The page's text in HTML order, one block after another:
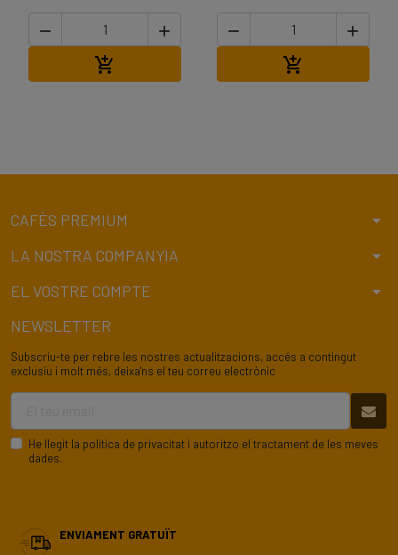
 

 

CAFÈS PREMIUM arrow_drop_down
LA NOSTRA COMPANYIA arrow_drop_down
EL VOSTRE COMPTE arrow_drop_down
NEWSLETTER
Subscriu-te per rebre les nostres actualitzacions, accés a contingut
exclusiu i molt més, deixa'ns el teu correu electrònic
He llegit la política de privacitati autoritzo el tractament de les meves
dades.
ENVIAMENT GRATUÏT